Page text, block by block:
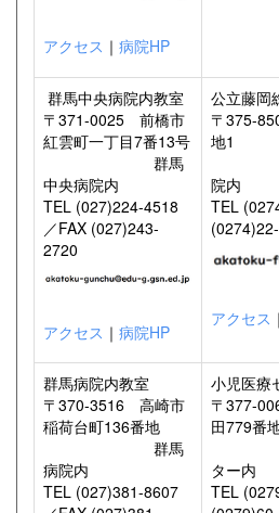
アクセス ｜ 病院HP
群馬中央病院内教室
〒371-0025 前橋市
紅雲町一丁目7番13号
群馬
中央病院内
TEL (027)224-4518
／FAX (027)243-
2720
アクセス ｜ 病院HP
公立藤岡
〒375-
地1
公
院内
TEL
アクセス ｜
群馬病院内教室
〒370-3516 高崎市
稲荷台町136番地
群馬
病院内
TEL (027)381-8607
小児医療
〒377-
田779番
県立
ター内
TEL